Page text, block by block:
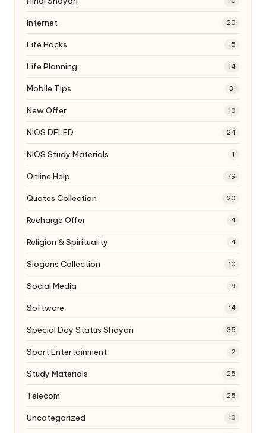
Internet 20
Life Hacks 15
Life Planning 14
Mobile Tips 31
New Offer 10
NIOS DELED 24
NIOS Study Materials 1
Online Help 79
Quotes Collection 20
Recharge Offer 4
Religion & Spirituality 4
Slogans Collection 10
Social Media 9
Software 14
Special Day Status Shayari 35
Sport Entertainment 2
Study Materials 25
Telecom 25
Uncategorized 10